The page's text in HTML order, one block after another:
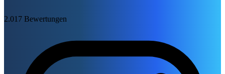
2.017 Bewertungen